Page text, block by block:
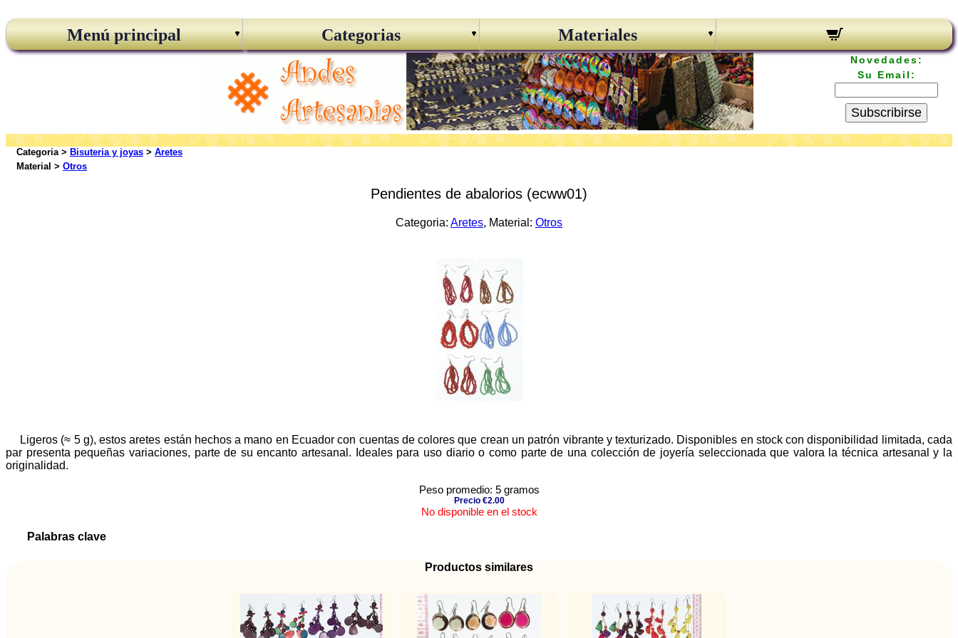
Menú principal Categorias Materiales
Novedades:
Su Email:
Subscribirse
Categoria > Bisuteria y joyas > Aretes
Material > Otros
Pendientes de abalorios (ecww01)
Categoria: Aretes, Material: Otros
Ligeros (≈ 5 g), estos aretes están hechos a mano en Ecuador con cuentas de colores que crean un patrón vibrante y texturizado. Disponibles en stock con disponibilidad limitada, cada
par presenta pequeñas variaciones, parte de su encanto artesanal. Ideales para uso diario o como parte de una colección de joyería seleccionada que valora la técnica artesanal y la
originalidad.
Peso promedio: 5 gramos
Precio €2.00
No disponible en el stock
Palabras clave
Productos similares